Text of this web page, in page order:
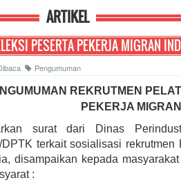
ARTIKEL
PESERTA PEKERJA MIGRAN
Pengumuman
REKRUTMEN
PEKERJA
surat dari Dinas
DPTK terkait sosialisasi
disampaikan kepada
: